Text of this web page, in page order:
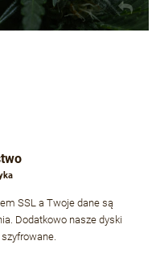
SSL a Twoje dane są
Dodatkowo nasze dyski